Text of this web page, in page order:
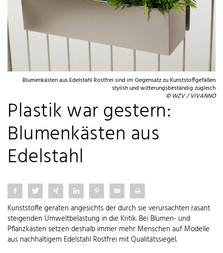
Blumenkästen aus Edelstahl Rostfrei sind im Gegensatz zu Kunststoffgefäßen
stylish und witterungsbeständig zugleich
© WZV / VIVANNO
Plastik war gestern:
Blumenkästen aus
Edelstahl
Kunststoffe geraten angesichts der durch sie verursachten rasant
steigenden Umweltbelastung in die Kritik. Bei Blumen- und
Pflanzkästen setzen deshalb immer mehr Menschen auf Modelle
aus nachhaltigem Edelstahl Rostfrei mit Qualitätssiegel.